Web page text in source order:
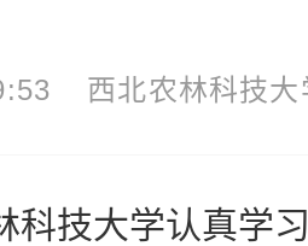
西北农林科技大
技大学认真学习